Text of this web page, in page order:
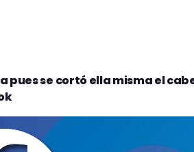
pues se cortó ella misma el